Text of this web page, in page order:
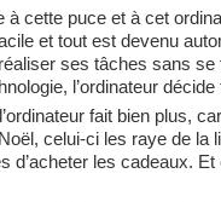
à cette puce et à cet
et tout est devenu
ses tâches sans se
l’ordinateur
fait bien plus,
celui-ci les raye de la
d’acheter les cadeaux.